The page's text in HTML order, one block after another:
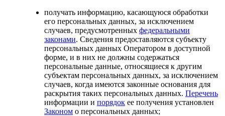
получать информацию, касающуюся обработки
его персональных данных, за исключением
случаев, предусмотренных федеральными
законами. Сведения предоставляются субъекту
персональных данных Оператором в доступной
форме, и в них не должны содержаться
персональные данные, относящиеся к другим
субъектам персональных данных, за исключением
случаев, когда имеются законные основания для
раскрытия таких персональных данных. Перечень
информации и порядок ее получения установлен
Законом о персональных данных;